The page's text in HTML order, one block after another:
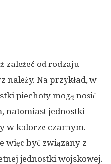
zależeć od rodzaju
należy. Na przykład, w
piechoty mogą nosić
natomiast jednostki
w kolorze czarnym.
więc być związany z
jednostki wojskowej.